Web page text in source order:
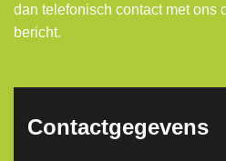
dan telefonisch contact met ons
bericht.
Contactgegevens